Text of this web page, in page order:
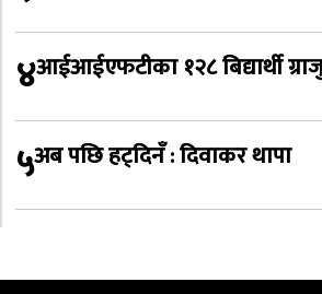
४आईआईएफटीका १२८ बिद्यार्थी
५अब पछि हट्दिनँ : दिवाकर थापा